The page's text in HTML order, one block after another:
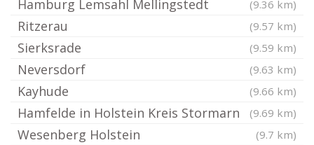
Hamburg Lemsahl Mellingstedt (9.36 km)
Ritzerau (9.57 km)
Sierksrade (9.59 km)
Neversdorf (9.63 km)
Kayhude (9.66 km)
Hamfelde in Holstein Kreis Stormarn (9.69 km)
Wesenberg Holstein (9.7 km)